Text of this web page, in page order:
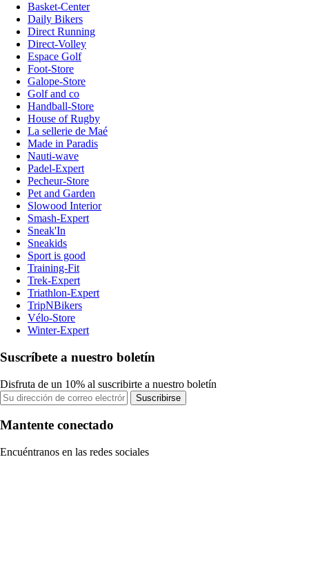
Basket-Center
Daily Bikers
Direct Running
Direct-Volley
Espace Golf
Foot-Store
Galope-Store
Golf and co
Handball-Store
House of Rugby
La sellerie de Maé
Made in Paradis
Nauti-wave
Padel-Expert
Pecheur-Store
Pet and Garden
Slowood Interior
Smash-Expert
Sneak'In
Sneakids
Sport is good
Training-Fit
Trek-Expert
Triathlon-Expert
TripNBikers
Vélo-Store
Winter-Expert
Suscríbete a nuestro boletín
Disfruta de un 10% al suscribirte a nuestro boletín
Suscribirse
Mantente conectado
Encuéntranos en las redes sociales